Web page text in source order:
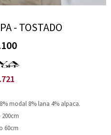
- TOSTADO
modal 8% lana 4% alpaca.
60cm